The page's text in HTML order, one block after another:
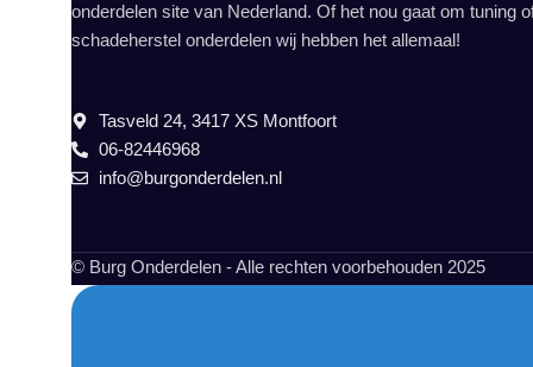
onderdelen site van Nederland. Of het nou gaat om tuning
schadeherstel onderdelen wij hebben het allemaal!
Tasveld 24, 3417 XS Montfoort
06-82446968
info@burgonderdelen.nl
© Burg Onderdelen - Alle rechten voorbehouden 2025